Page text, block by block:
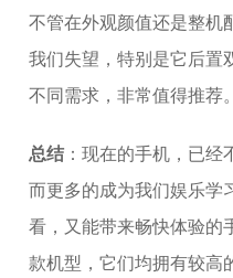
不管在外观颜值还是整机
我们失望，特别是它后置
不同需求，非常值得推荐。
总结：现在的手机，已经
而更多的成为我们娱乐学
看，又能带来畅快体验的
款机型，它们均拥有较高